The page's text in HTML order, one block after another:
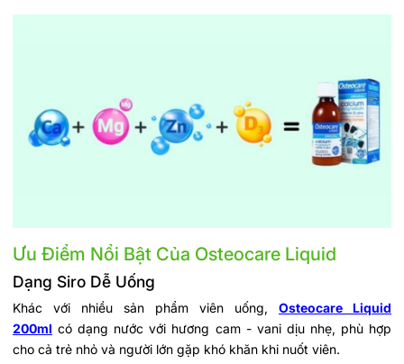
Ưu Điểm Nổi Bật Của Osteocare Liquid
Dạng Siro Dễ Uống
Khác với nhiều sản phẩm viên uống, Osteocare Liquid
200ml có dạng nước với hương cam - vani dịu nhẹ, phù hợp
cho cả trẻ nhỏ và người lớn gặp khó khăn khi nuốt viên.